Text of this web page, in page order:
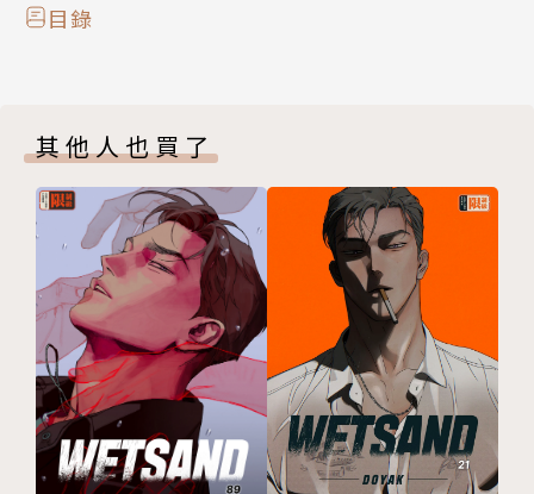
目錄
其他人也買了